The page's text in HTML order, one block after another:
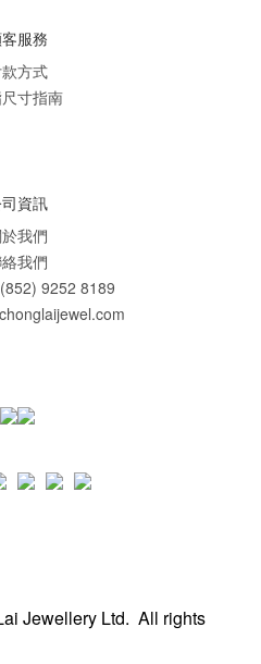
服務
方式
寸指南
資訊
我們
我們
9252 8189
Jewellery Ltd. All rights